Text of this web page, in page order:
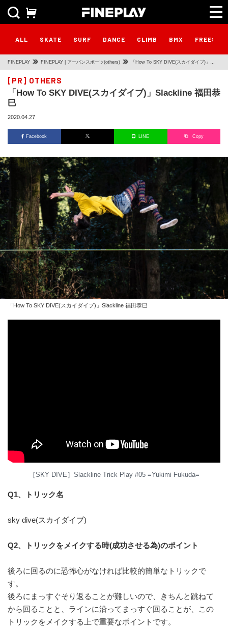
ALL SKATE SURF DANCE CLIMB BMX
FINEPLAY FINEPLAY | アーバンスポーツ(others) 「How To SKY DIVE(スカイダイブ)」
[PR] OTHERS
「How To SKY DIVE(スカイダイブ)」Slackline 福田恭
巳
2020.04.27
Facebook LINE Copy
「How To SKY DIVE(スカイダイブ)」Slackline 福田恭巳
［SKY DIVE］Slackline Trick Play #05 =Yukimi Fukuda=
Q1、トリック名
sky dive(スカイダイブ)
Q2、トリックをメイクする時(成功させる為)のポイント
後ろに回るのに恐怖心がなければ比較的簡単なトリックで
す。
後ろにまっすぐそり返ることが難しいので、きちんと跳ねて
から回ることと、ラインに沿ってまっすぐ回ることが、この
トリックをメイクする上で重要なポイントです。